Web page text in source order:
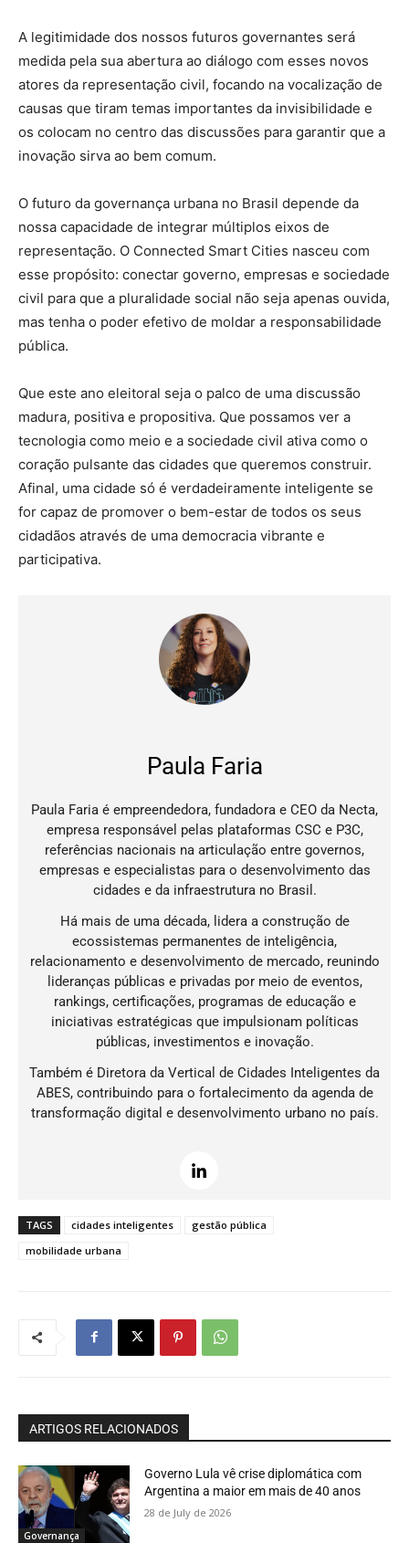
A legitimidade dos nossos futuros governantes será
medida pela sua abertura ao diálogo com esses novos
atores da representação civil, focando na vocalização de
causas que tiram temas importantes da invisibilidade e
os colocam no centro das discussões para garantir que a
inovação sirva ao bem comum.
O futuro da governança urbana no Brasil depende da
nossa capacidade de integrar múltiplos eixos de
representação. O Connected Smart Cities nasceu com
esse propósito: conectar governo, empresas e sociedade
civil para que a pluralidade social não seja apenas ouvida,
mas tenha o poder efetivo de moldar a responsabilidade
pública.
Que este ano eleitoral seja o palco de uma discussão
madura, positiva e propositiva. Que possamos ver a
tecnologia como meio e a sociedade civil ativa como o
coração pulsante das cidades que queremos construir.
Afinal, uma cidade só é verdadeiramente inteligente se
for capaz de promover o bem-estar de todos os seus
cidadãos através de uma democracia vibrante e
participativa.
Paula Faria
Paula Faria é empreendedora, fundadora e CEO da Necta,
empresa responsável pelas plataformas CSC e P3C,
referências nacionais na articulação entre governos,
empresas e especialistas para o desenvolvimento das
cidades e da infraestrutura no Brasil.
Há mais de uma década, lidera a construção de
ecossistemas permanentes de inteligência,
relacionamento e desenvolvimento de mercado, reunindo
lideranças públicas e privadas por meio de eventos,
rankings, certificações, programas de educação e
iniciativas estratégicas que impulsionam políticas
públicas, investimentos e inovação.
Também é Diretora da Vertical de Cidades Inteligentes da
ABES, contribuindo para o fortalecimento da agenda de
transformação digital e desenvolvimento urbano no país.
TAGS cidades inteligentes
gestão pública
mobilidade urbana
ARTIGOS RELACIONADOS
Governança
Governo Lula vê crise diplomática com
Argentina a maior em mais de 40 anos
28 de July de 2026